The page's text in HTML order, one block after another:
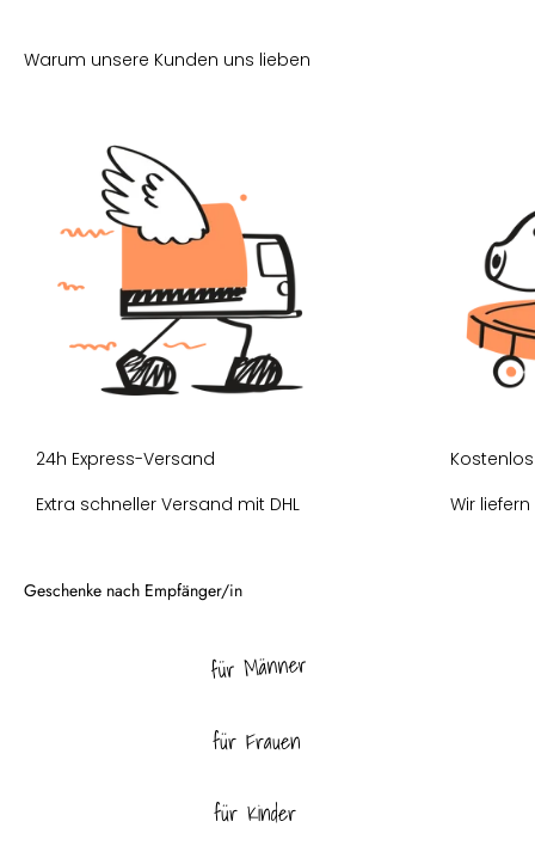
24h Express-Versand
Extra schneller Versand mit DHL
Wir
für Männer
für Frauen
für Kinder